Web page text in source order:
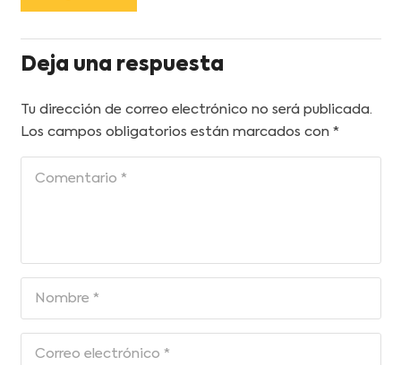
Deja una respuesta
Tu dirección de correo electrónico no será publicada.
Los campos obligatorios están marcados con *